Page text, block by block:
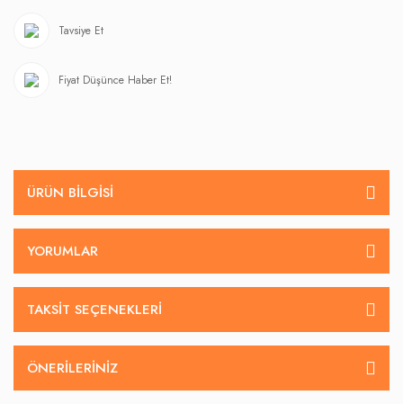
Tavsiye Et
Fiyat Düşünce Haber Et!
ÜRÜN BILGISI
YORUMLAR
TAKSIT SEÇENEKLERI
ÖNERILERINIZ